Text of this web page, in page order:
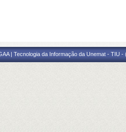
| Tecnologia da Informação da Unemat - TIU